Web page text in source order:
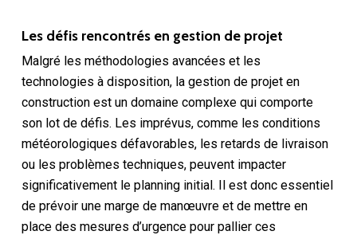
Les défis rencontrés en gestion de projet
Malgré les méthodologies avancées et les
technologies à disposition, la gestion de projet en
construction est un domaine complexe qui comporte
son lot de défis. Les imprévus, comme les conditions
météorologiques défavorables, les retards de livraison
ou les problèmes techniques, peuvent impacter
significativement le planning initial. Il est donc essentiel
de prévoir une marge de manœuvre et de mettre en
place des mesures d’urgence pour pallier ces